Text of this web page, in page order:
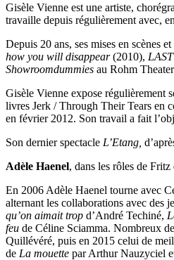
Gisèle Vienne est une artiste,
travaille depuis régulièrement avec,
Depuis 20 ans, ses mises en scènes
how you will disappear(2010),
Showroomdummies au Rohm
Gisèle Vienne expose régulièrement
livres Jerk / Through Their Tears en
en février 2012. Son travail a fait
Son dernier spectacle L’Etang,
Adèle Haenel, dans les rôles de
En 2006 Adèle Haenel tourne avec
alternant les collaborations avec des
qu’on aimait trop d’André Techiné,
feu de Céline Sciamma. Nombreux
Quillévéré, puis en 2015 celui de
de La mouette par Arthur Nauzyciel